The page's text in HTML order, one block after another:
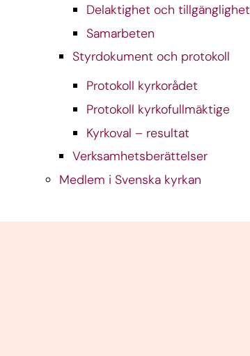
Delaktighet och tillgänglighet
Samarbeten
Styrdokument och protokoll
Protokoll kyrkorådet
Protokoll kyrkofullmäktige
Kyrkoval – resultat
Verksamhetsberättelser
Medlem i Svenska kyrkan